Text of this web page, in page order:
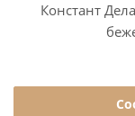
Констант